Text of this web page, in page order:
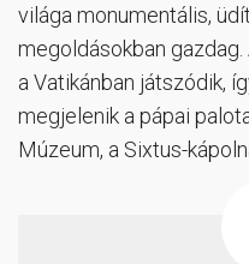
világa monumentális,
megoldásokban
a Vatikánban játszódik,
megjelenik a pápai
Múzeum, a Sixtus-